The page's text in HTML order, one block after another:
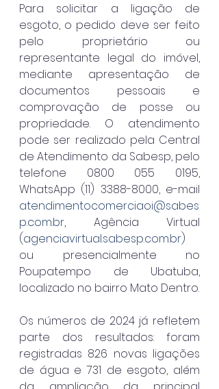
Para solicitar a ligação de
esgoto, o pedido deve ser feito
pelo proprietário ou
representante legal do imóvel,
mediante apresentação de
documentos pessoais e
comprovação de posse ou
propriedade. O atendimento
pode ser realizado pela Central
de Atendimento da Sabesp, pelo
telefone 0800 055 0195,
atendimentocomerciaoi@sabes
p.com.br, Agência Virtual
(agenciavirtual.sabesp.com.br)
ou presencialmente no
Poupatempo de Ubatuba,
localizado no bairro Mato Dentro.
Os números de 2024 já refletem
parte dos resultados: foram
registradas 826 novas ligações
de água e 731 de esgoto, além